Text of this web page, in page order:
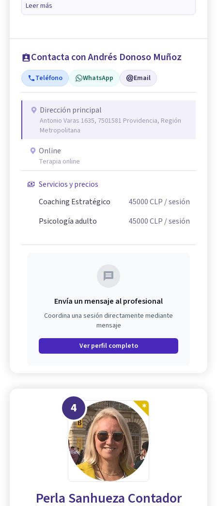
Leer más
Contacta con Andrés Donoso Muñoz
Teléfono WhatsApp Email
Dirección principal
Antonio Varas 1635, 7501581 Providencia, Región
Metropolitana
Online
Terapia online
Servicios y precios
Coaching Estratégico
45000CLP / sesión
Psicología adulto
45000CLP / sesión
Envía un mensaje al profesional
Coordina una sesión directamente mediante
mensaje
Ver perfil completo
4
Perla Sanhueza Contador